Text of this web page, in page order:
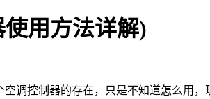
用方法详解)
空调控制器的存在，只是不知道怎么用